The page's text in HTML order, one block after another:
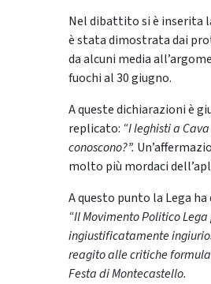
Nel dibattito si è inserita
è stata dimostrata dai
da alcuni media
fuochi al 30 giugno.
A queste dichiarazioni è
replicato: “I leghisti a
conoscono?”.
molto più mordaci
A questo punto la Lega
“Il Movimento Politico
ingiustificatamente
reagito alle critiche
Festa di Montecastello.